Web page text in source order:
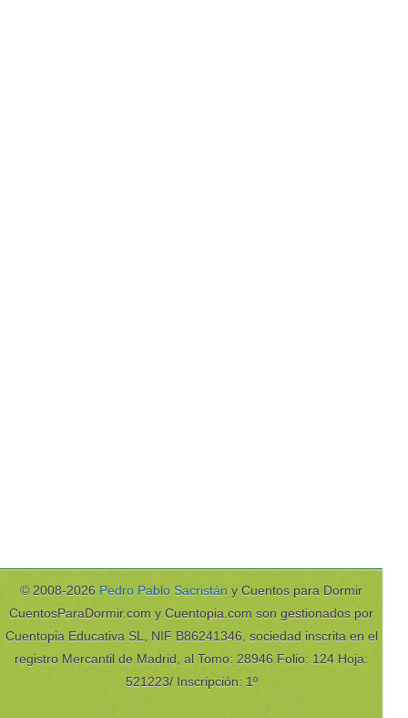
© 2008-2026 Pedro Pablo Sacristán y Cuentos para Dormir
CuentosParaDormir.com y Cuentopia.com son gestionados por
Cuentopia Educativa SL, NIF B86241346, sociedad inscrita en el
registro Mercantil de Madrid, al Tomo: 28946 Folio: 124 Hoja:
521223/ Inscripción: 1º